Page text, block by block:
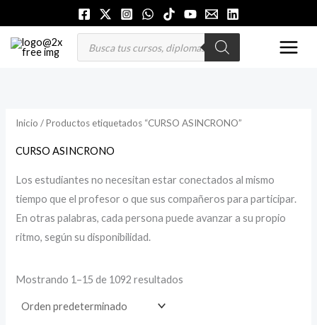
al
contenido
Búsqueda
productos
e
í
n
i
m
o
P
r
e
x
i
m
Inicio / Productos etiquetados “CURSO ASINCRONO”
CURSO ASINCRONO
Los estudiantes no necesitan estar conectados al mismo
tiempo que el profesor o que sus compañeros para participar.
En otras palabras, cada persona puede avanzar a su propio
ritmo, según su disponibilidad.
Mostrando 1–15 de 1092 resultados